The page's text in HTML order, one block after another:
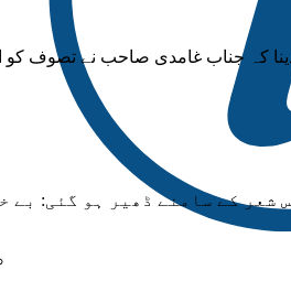
دینا کہ جناب غامدی صاحب نے تصوف
شعر کے سامنے ڈھیر ہو گئی: بے